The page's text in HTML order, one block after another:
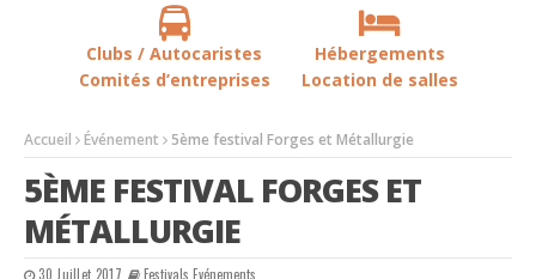
Clubs / Autocaristes
Comités d’entreprises
Hébergements
Location de salles
Accueil Événement 5ème festival Forges et Métallurgie
5ÈME FESTIVAL FORGES ET
MÉTALLURGIE
30 Juillet 2017 Festivals Evénements